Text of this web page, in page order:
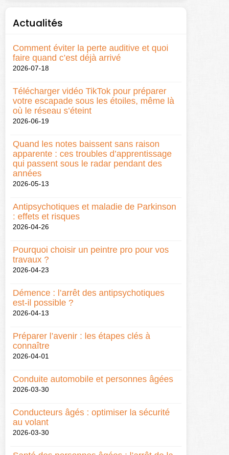
Actualités
Comment éviter la perte auditive et quoi
faire quand c’est déjà arrivé
2026-07-18
Télécharger vidéo TikTok pour préparer
votre escapade sous les étoiles, même là
où le réseau s’éteint
2026-06-19
Quand les notes baissent sans raison
apparente : ces troubles d’apprentissage
qui passent sous le radar pendant des
années
2026-05-13
Antipsychotiques et maladie de Parkinson
: effets et risques
2026-04-26
Pourquoi choisir un peintre pro pour vos
travaux ?
2026-04-23
Démence : l’arrêt des antipsychotiques
est-il possible ?
2026-04-13
Préparer l’avenir : les étapes clés à
connaître
2026-04-01
Conduite automobile et personnes âgées
2026-03-30
Conducteurs âgés : optimiser la sécurité
au volant
2026-03-30